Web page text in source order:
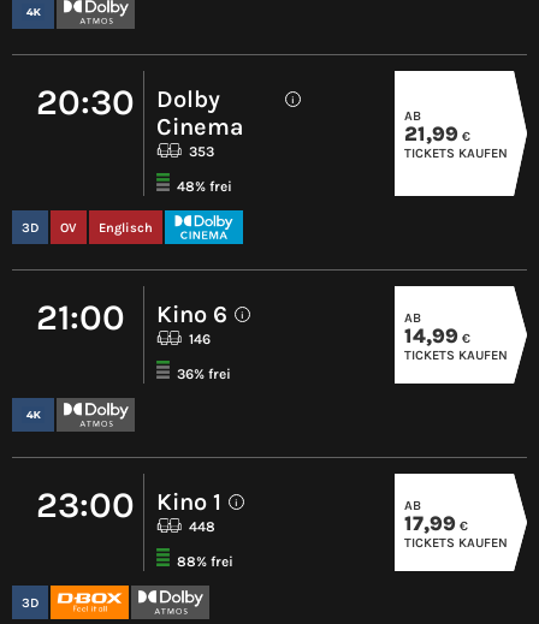
20:30
Dolby
Cinema
i
353
48% frei
3D OV Englisch
AB
21,99 €
TICKETS KAUFEN
21:00 Kino 6 i
146
36% frei
AB
14,99 €
TICKETS KAUFEN
23:00 Kino 1 i
448
88% frei
3D
AB
17,99 €
TICKETS KAUFEN